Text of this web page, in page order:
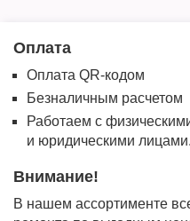
Оплата
Оплата QR-кодом
Безналичным расчетом
Работаем с
и юридическими лицами.
Внимание!
В нашем ассортименте